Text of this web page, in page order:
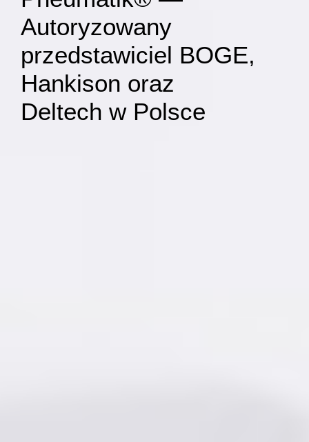
Autoryzowany
przedstawiciel BOGE,
Hankison oraz
Deltech w Polsce